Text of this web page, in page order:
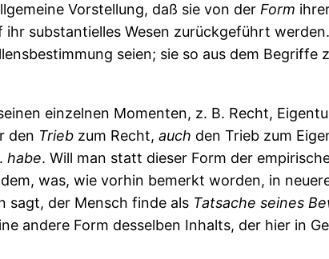
Vorstellung, daß sie von der Form
ihr substantielles Wesen zurückgeführt
seien; sie so aus dem
einzelnen Momenten, z. B. Recht,
den Trieb zum Recht, auch den Trieb zum
habe. Will man statt dieser Form der
was, wie vorhin bemerkt worden, in
sagt, der Mensch finde als Tatsache seines
andere Form desselben Inhalts, der hier in